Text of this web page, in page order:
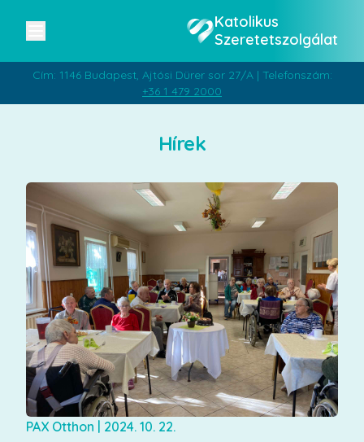
Katolikus
Szeretetszolgálat
Cím: 1146 Budapest, Ajtósi Dürer sor 27/A | Telefonszám:
+36 1 479 2000
Hírek
PAX Otthon | 2024. 10. 22.